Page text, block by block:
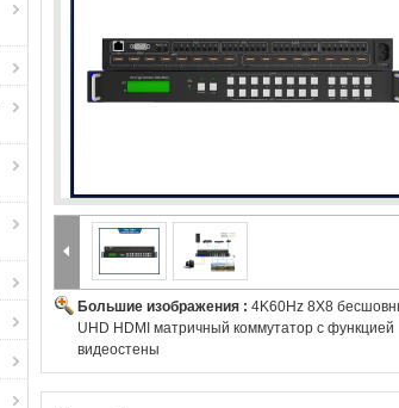
Большие изображения : 4K60Hz 8X8
UHD HDMI матричный коммутатор с функцией
видеостены